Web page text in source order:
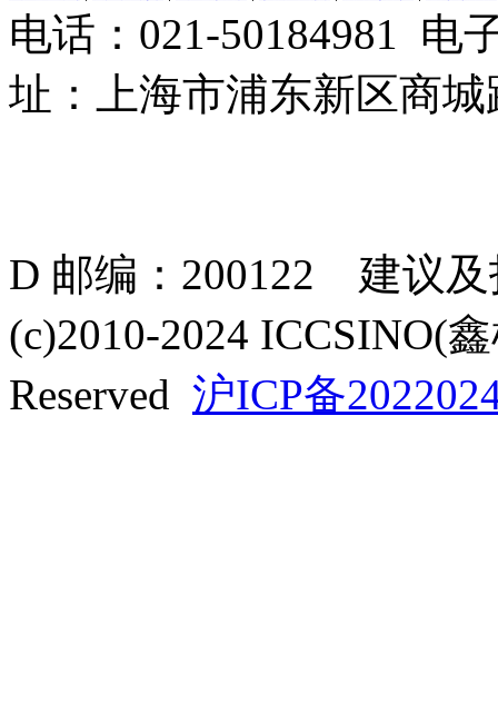
电话：021-50184981 电
址：上海市浦东新区商
D 邮编：200122 建议
(c)2010-2024 ICCSINO(
Reserved 沪ICP备